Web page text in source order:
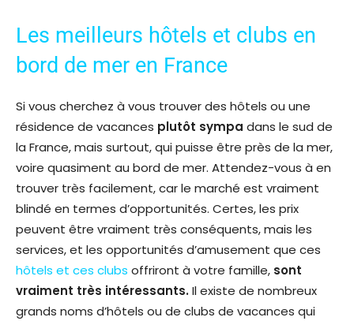
Les meilleurs hôtels et clubs en
bord de mer en France
Si vous cherchez à vous trouver des hôtels ou une
résidence de vacances plutôt sympa dans le sud de
la France, mais surtout, qui puisse être près de la mer,
voire quasiment au bord de mer. Attendez-vous à en
trouver très facilement, car le marché est vraiment
blindé en termes d’opportunités. Certes, les prix
peuvent être vraiment très conséquents, mais les
services, et les opportunités d’amusement que ces
hôtels et ces clubs offriront à votre famille, sont
vraiment très intéressants.Il existe de nombreux
grands noms d’hôtels ou de clubs de vacances qui